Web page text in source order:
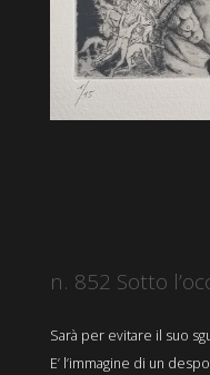
n. 852 Sotto
Sarà per evitare il suo
E’ l’immagine di un